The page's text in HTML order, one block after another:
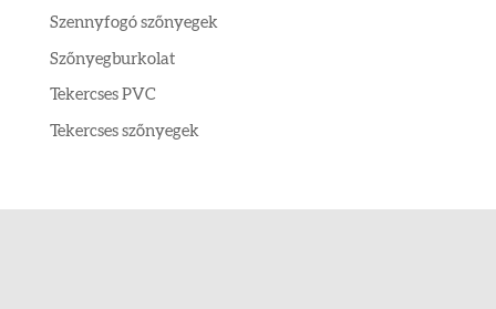
Szennyfogó szőnyegek
Szőnyegburkolat
Tekercses PVC
Tekercses szőnyegek